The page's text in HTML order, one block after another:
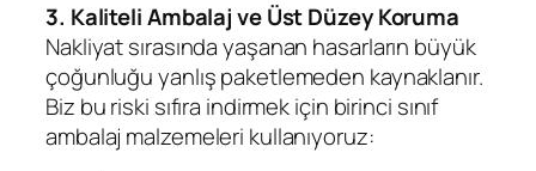
3. Kaliteli Ambalaj ve Üst Düzey Koruma
Nakliyat sırasında yaşanan hasarların büyük
çoğunluğu yanlış paketlemeden kaynaklanır.
Biz bu riski sıfıra indirmek için birinci sınıf
ambalaj malzemeleri kullanıyoruz: